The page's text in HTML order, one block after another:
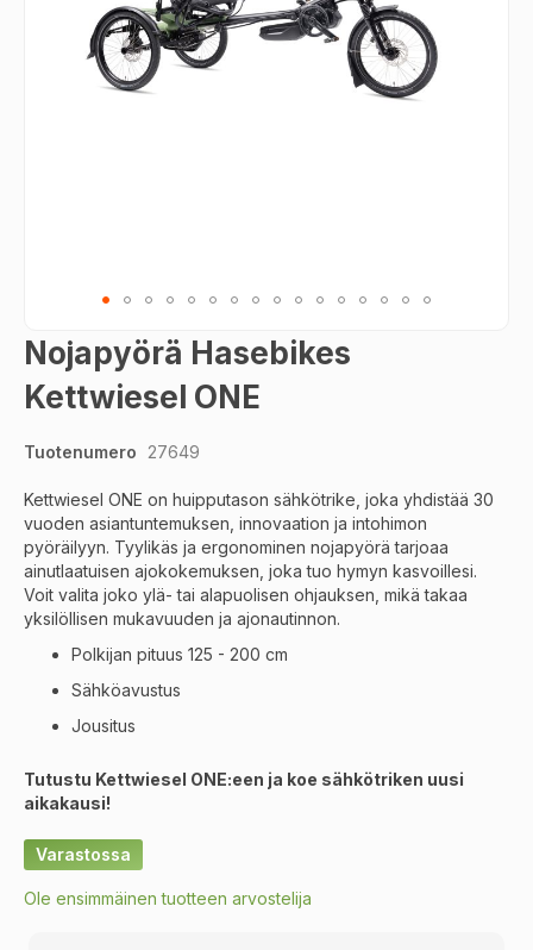
Skip
to
the
beginning
the
gallery
Nojapyörä Hasebikes
Kettwiesel ONE
Tuotenumero 27649
Kettwiesel ONE on huipputason sähkötrike, joka yhdistää 30
vuoden asiantuntemuksen, innovaation ja intohimon
pyöräilyyn. Tyylikäs ja ergonominen nojapyörä tarjoaa
ainutlaatuisen ajokokemuksen, joka tuo hymyn kasvoillesi.
Voit valita joko ylä- tai alapuolisen ohjauksen, mikä takaa
yksilöllisen mukavuuden ja ajonautinnon.
Polkijan pituus 125 - 200 cm
Sähköavustus
Jousitus
Tutustu Kettwiesel ONE:een ja koe sähkötriken uusi
aikakausi!
Varastossa
Ole ensimmäinen tuotteen arvostelija